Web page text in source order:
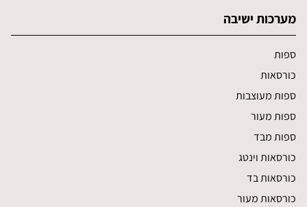
מערכות ישיבה
ספות
כורסאות
ספות מעוצבות
ספות מעור
ספות מבד
כורסאות וינטג
כורסאות בד
כורסאות מעור